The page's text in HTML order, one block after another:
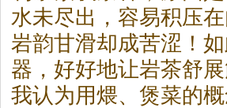
水未尽出，容易积压
岩韵甘滑却成苦涩！
器，好好地让岩茶舒
我认为用煨、煲菜的